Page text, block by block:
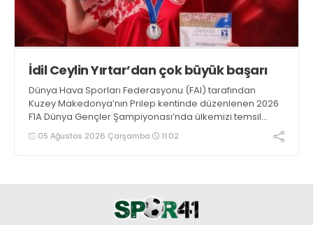
İdil Ceylin Yırtar’dan çok büyük başarı
Dünya Hava Sporları Federasyonu (FAI) tarafından
Kuzey Makedonya’nın Prilep kentinde düzenlenen 2026
F1A Dünya Gençler Şampiyonası’nda ülkemizi temsil
eden millî sporcumuz İdil Ceylin YIRTAR, büyük bir
başarıya imza atarak Dünya ikincisi oldu.
05 Ağustos 2026 Çarşamba 11:02